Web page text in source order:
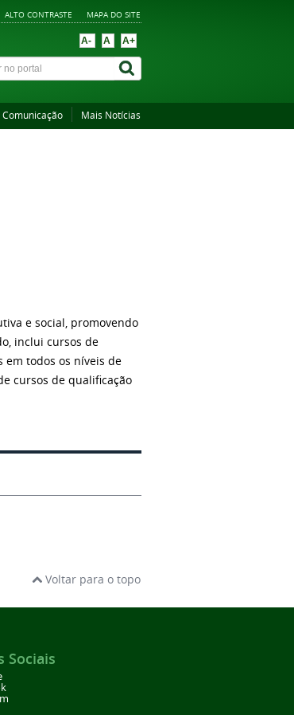
ALTO CONTRASTE MAPA DO SITE
A- A A+
Comunicação Mais Notícias
e social, promovendo
inclui cursos de
em todos os níveis de
cursos de qualificação
Voltar para o topo
Sociais